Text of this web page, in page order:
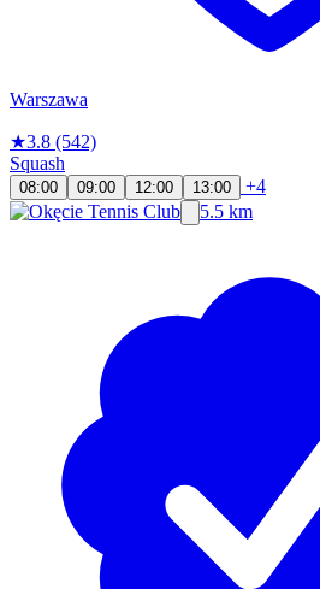
Warszawa
★3.8 (542)
Squash
08:00 09:00 12:00 13:00
+4
5.5 km